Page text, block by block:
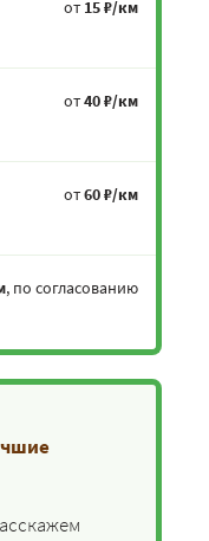
от 15 ₽/км
от40 ₽/км
от60 ₽/км
, по согласованию